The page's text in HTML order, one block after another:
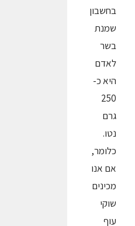
בחשבון
שמנת
בשר
לאדם
היא כ-
250
גרם
נטו.
כלומר,
אם אנו
מכינים
שוקי
עוף